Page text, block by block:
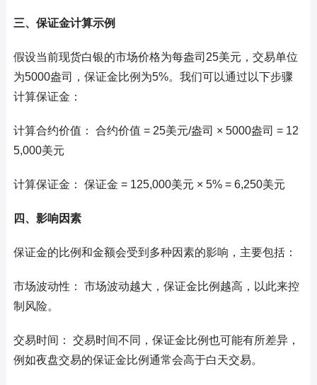
三、保证金计算示例
假设当前现货白银的市场价格为每盎司25美元，交易单位
为5000盎司，保证金比例为5%。我们可以通过以下步骤
计算保证金：
计算合约价值： 合约价值 = 25美元/盎司 × 5000盎司 = 12
5,000美元
计算保证金： 保证金 = 125,000美元 × 5% = 6,250美元
四、影响因素
保证金的比例和金额会受到多种因素的影响，主要包括：
市场波动性： 市场波动越大，保证金比例越高，以此来控
制风险。
交易时间： 交易时间不同，保证金比例也可能有所差异，
例如夜盘交易的保证金比例通常会高于白天交易。